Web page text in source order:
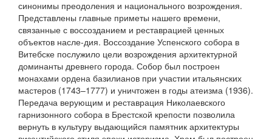
синонимы преодоления и национального возрождения.
Представлены главные приметы нашего времени,
связанные с воссозданием и реставрацией ценных
объектов насле-дия. Воссоздание Успенского собора в
Витебске послужило цели возрождения архитектурной
доминанты древнего города. Собор был построен
монахами ордена базилианов при участии итальянских
мастеров (1743–1777) и уничтожен в годы атеизма (1936).
Передача верующим и реставрация Николаевского
гарнизонного собора в Брестской крепости позволила
вернуть в культуру выдающийся памятник архитектуры